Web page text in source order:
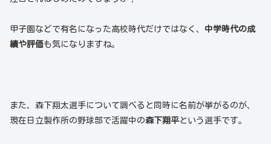
甲子園などで有名になった高校時代だけではなく、 中学時代の成
績や評価も気になりますね。
また、森下翔太選手について調べると同時に名前が挙がるのが、
現在日立製作所の野球部で活躍中の森下翔平という選手です。